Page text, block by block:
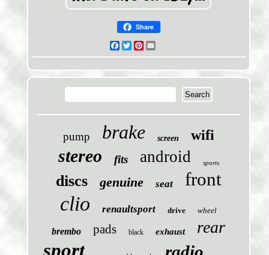
Share
Facebook
TwitterPinterest
pump brake screen wifi
stereo fits android sports
discs genuine seat front
clio renaultsport drive wheel
brembo pads black exhaust rear
sport